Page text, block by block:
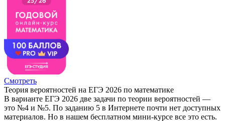
Смотреть
Теория вероятностей на ЕГЭ 2026 по математике
В варианте ЕГЭ 2026 две задачи по теории вероятностей —
это №4 и №5. По заданию 5 в Интернете почти нет доступных
материалов. Но в нашем бесплатном мини-курсе все это есть.